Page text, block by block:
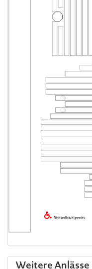
Nicht rollstuhlgerecht.
Weitere Anlässe